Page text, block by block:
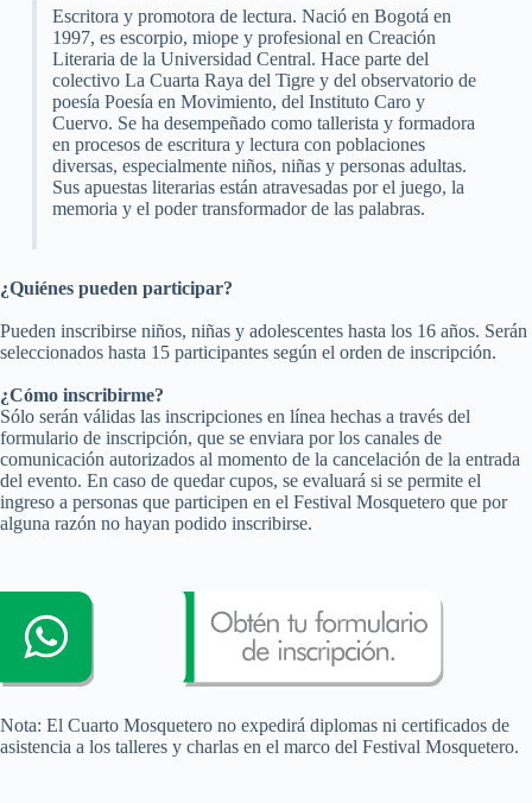
Escritora y promotora de lectura. Nació en Bogotá en
1997, es escorpio, miope y profesional en Creación
Literaria de la Universidad Central. Hace parte del
colectivo La Cuarta Raya del Tigre y del observatorio de
poesía Poesía en Movimiento, del Instituto Caro y
Cuervo. Se ha desempeñado como tallerista y formadora
en procesos de escritura y lectura con poblaciones
diversas, especialmente niños, niñas y personas adultas.
Sus apuestas literarias están atravesadas por el juego, la
memoria y el poder transformador de las palabras.
¿Quiénes pueden participar?
Pueden inscribirse niños, niñas y adolescentes hasta los 16 años. Serán
seleccionados hasta 15 participantes según el orden de inscripción.
¿Cómo inscribirme?
Sólo serán válidas las inscripciones en línea hechas a través del
formulario de inscripción, que se enviara por los canales de
comunicación autorizados al momento de la cancelación de la entrada
del evento. En caso de quedar cupos, se evaluará si se permite el
ingreso a personas que participen en el Festival Mosquetero que por
alguna razón no hayan podido inscribirse.
Nota: El Cuarto Mosquetero no expedirá diplomas ni certificados de
asistencia a los talleres y charlas en el marco del Festival Mosquetero.